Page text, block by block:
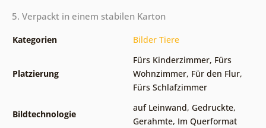
5. Verpackt in einem stabilen Karton
Kategorien Bilder Tiere
Platzierung
Fürs Kinderzimmer, Fürs
Wohnzimmer, Für den Flur,
Fürs Schlafzimmer
Bildtechnologie
auf Leinwand, Gedruckte,
Gerahmte, Im Querformat